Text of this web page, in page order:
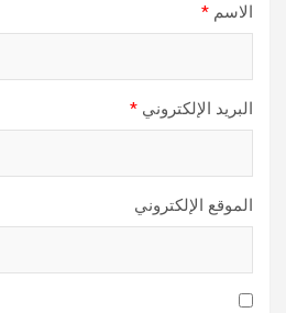
الاسم *
البريد الإلكتروني *
الموقع الإلكتروني